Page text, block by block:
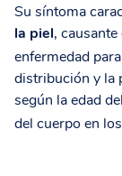
Su síntoma
la piel,
enfermedad
distribución y la
según la edad
del cuerpo en